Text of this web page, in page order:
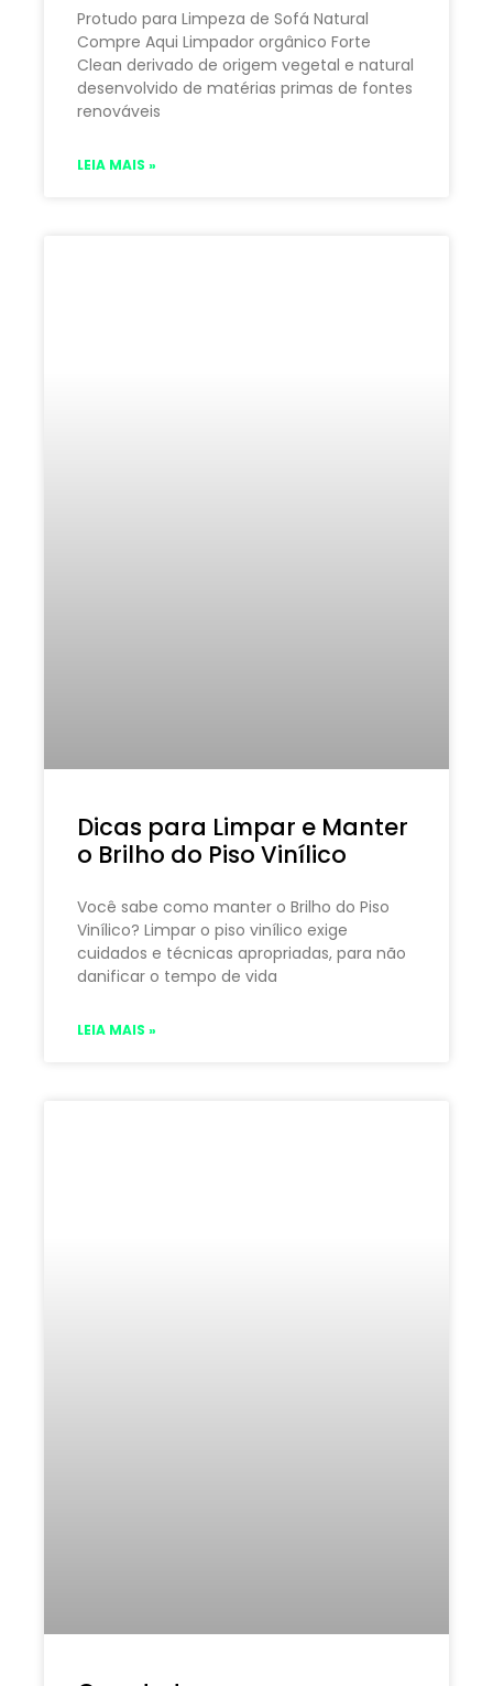
Protudo para Limpeza de Sofá Natural
Compre Aqui Limpador orgânico Forte
Clean derivado de origem vegetal e natural
desenvolvido de matérias primas de fontes
renováveis
LEIA MAIS »
Dicas para Limpar e Manter
o Brilho do Piso Vinílico
Você sabe como manter o Brilho do Piso
Vinílico? Limpar o piso vinílico exige
cuidados e técnicas apropriadas, para não
danificar o tempo de vida
LEIA MAIS »